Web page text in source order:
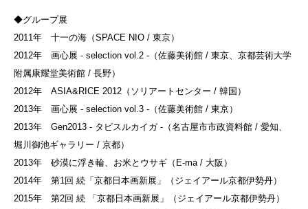
◆グループ展
2011年 十一の海（SPACE NIO / 東京）
2012年 画心展 - selection vol.2 -（佐藤美術館 / 東京、京都芸術大学
附属康耀堂美術館 / 長野）
2012年 ASIA&RICE 2012（ソリアートセンター / 韓国）
2013年 画心展 - selection vol.3 -（佐藤美術館 / 東京）
2013年 Gen2013 - タビスルカイガ -（名古屋市市政資料館 / 愛知、
堀川御池ギャラリー / 京都）
2013年 砂漠に浮き輪、お米とウサギ（E-ma / 大阪）
2014年 第1回 続「京都日本画新展」（ジェイアール京都伊勢丹）
2015年 第2回 続 「京都日本画新展」（ジェイアール京都伊勢丹）